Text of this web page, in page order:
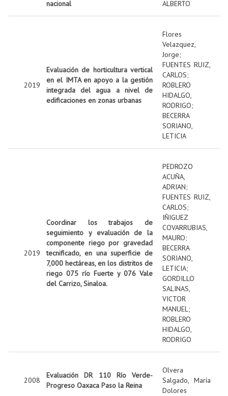
nacional
ALBERTO
2019
Evaluación de horticultura vertical
en el IMTA en apoyo a la gestión
integrada del agua a nivel de
edificaciones en zonas urbanas
Flores
Velazquez,
Jorge;
FUENTES RUIZ,
CARLOS;
ROBLERO
HIDALGO,
RODRIGO;
BECERRA
SORIANO,
LETICIA
2019
Coordinar los trabajos de
seguimiento y evaluación de la
componente riego por gravedad
tecnificado, en una superficie de
7,000 hectáreas, en los distritos de
riego 075 río Fuerte y 076 Vale
del Carrizo, Sinaloa.
PEDROZO
ACUÑA,
ADRIAN;
FUENTES RUIZ,
CARLOS;
IÑIGUEZ
COVARRUBIAS,
MAURO;
BECERRA
SORIANO,
LETICIA;
GORDILLO
SALINAS,
VICTOR
MANUEL;
ROBLERO
HIDALGO,
RODRIGO
2008
Evaluación DR 110 Río Verde-
Progreso Oaxaca Paso la Reina
Olvera
Salgado, María
Dolores